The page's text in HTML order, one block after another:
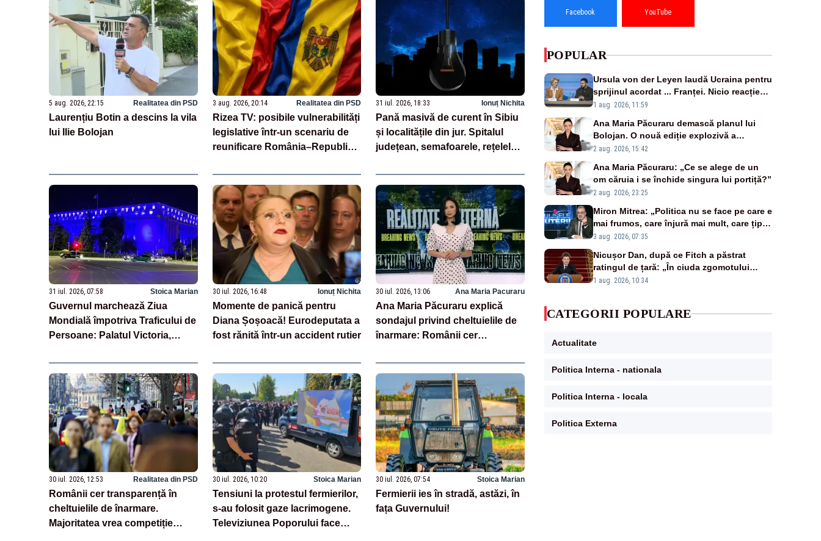
5 aug. 2026, 22:15 Realitatea din PSD
Laurențiu Botin a descins la vila
lui Ilie Bolojan
3 aug. 2026, 20:14 Realitatea din PSD
Rizea TV: posibile vulnerabilități
legislative într-un scenariu de
reunificare România–Republica
31 iul. 2026, 18:33 Ionuț Nichita
Pană masivă de curent în Sibiu
și localitățile din jur. Spitalul
județean, semafoarele, rețelele
31 iul. 2026, 07:58 Stoica Marian
Guvernul marchează Ziua
Mondială împotriva Traficului de
Persoane: Palatul Victoria,
30 iul. 2026, 16:48 Ionuț Nichita
Momente de panică pentru
Diana Șoșoacă! Eurodeputata a
fost rănită într-un accident rutier
30 iul. 2026, 13:06 Ana Maria Pacuraru
Ana Maria Păcuraru explică
sondajul privind cheltuielile de
înarmare: Românii cer
echilibru între partenerii externi
30 iul. 2026, 12:53 Realitatea din PSD
Românii cer transparență în
cheltuielile de înarmare.
Majoritatea vrea competiție
30 iul. 2026, 10:20 Stoica Marian
Tensiuni la protestul fermierilor,
s-au folosit gaze lacrimogene.
Televiziunea Poporului face
30 iul. 2026, 07:54 Stoica Marian
Fermierii ies în stradă, astăzi, în
fața Guvernului!
Facebook YouTube
POPULAR
Ursula von der Leyen laudă Ucraina pentru
sprijinul acordat ... Franței. Nicio reacție
privind ajutorul energetic promis României
1 aug. 2026, 11:59
Ana Maria Păcuraru demască planul lui
Bolojan. O nouă ediție explozivă a
emisiunii „Miza Zilei” la Realitatea PLUS
2 aug. 2026, 15:42
Ana Maria Păcuraru: „Ce se alege de un
om căruia i se închide singura lui portiță?”
2 aug. 2026, 23:25
Miron Mitrea: „Politica nu se face pe care e
mai frumos, care înjură mai mult, care țipă
mai tare, ci pe proiecte”
3 aug. 2026, 07:35
Nicușor Dan, după ce Fitch a păstrat
ratingul de țară: „În ciuda zgomotului
politic, România funcționează”
1 aug. 2026, 10:34
CATEGORII POPULARE
Actualitate
Politica Interna - nationala
Politica Interna - locala
Politica Externa